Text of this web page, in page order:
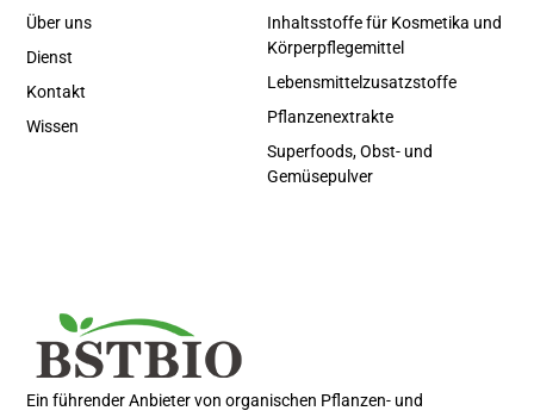
Ein führender Anbieter von organischen Pflanzen- und
Inhaltsstoffe für Kosmetika und
Körperpflegemittel
Lebensmittelzusatzstoffe
Pflanzenextrakte
Superfoods, Obst- und
Gemüsepulver
Über uns
Dienst
Kontakt
Wissen
Korean
Russian
Spanish